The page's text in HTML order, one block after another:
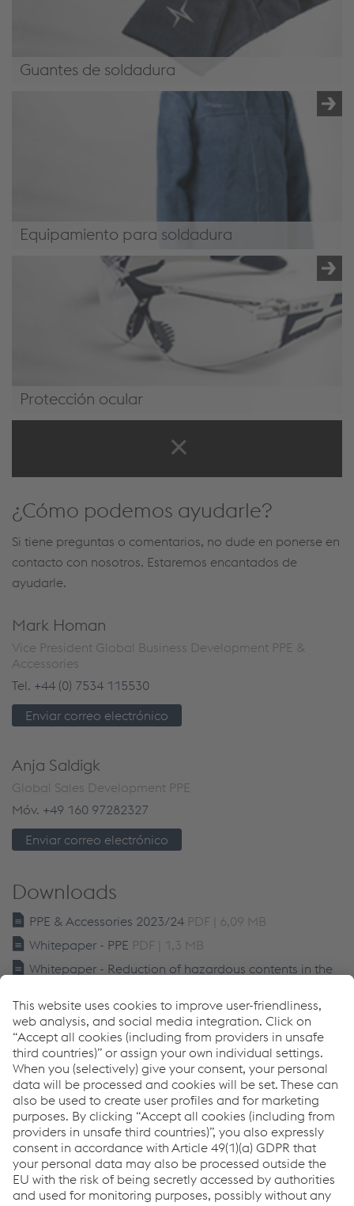
Guantes de soldadura
Equipamiento para soldadura
Equipamiento para soldadura
Protección ocular
¿Cómo podemos ayudarle?
Si tiene preguntas o comentarios, no dude en ponerse en
contacto con nosotros. Estaremos encantados de
ayudarle.
Mark Homan
Vice President Global Business Development PPE &
Accessories
Tel. +44 (0) 7534 115530
Enviar correo electrónico
Anja Saldigk
Global Sales Development PPE
Móv. +49 160 97282327
Enviar correo electrónico
Downloads
PPE & Accessories 2023/24 PDF | 6,09 MB
Whitepaper - PPE PDF | 1,3 MB
Whitepaper - Reduction of hazardous contents in the
Links
Cascos de soldador y visores de esmerilado
Guantes de soldadura
Equipamiento para soldadura
Protección ocular
Download Center